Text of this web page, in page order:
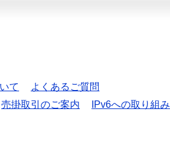
て
よくあるご質問
売掛取引のご案内
IPv6への取り組み